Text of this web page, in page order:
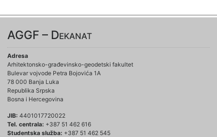
AGGF – Dekanat
Adresa
Arhitektonsko-građevinsko-geodetski fakultet
Bulevar vojvode Petra Bojovića 1A
78 000 Banja Luka
Republika Srpska
Bosna i Hercegovina
JIB: 4401017720022
Tel. centrala: +387 51 462 616
Studentska služba: +387 51 462 545